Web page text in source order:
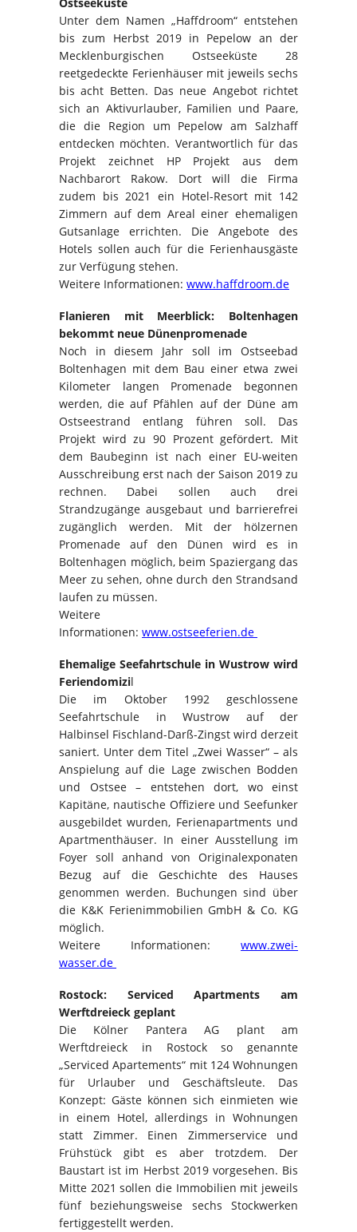
Unter dem Namen „Haffdroom“ entstehen
bis zum Herbst 2019 in Pepelow an der
Mecklenburgischen Ostseeküste 28
reetgedeckte Ferienhäuser mit jeweils sechs
bis acht Betten. Das neue Angebot richtet
sich an Aktivurlauber, Familien und Paare,
die die Region um Pepelow am Salzhaff
entdecken möchten. Verantwortlich für das
Projekt zeichnet HP Projekt aus dem
Nachbarort Rakow. Dort will die Firma
zudem bis 2021 ein Hotel-Resort mit 142
Zimmern auf dem Areal einer ehemaligen
Gutsanlage errichten. Die Angebote des
Hotels sollen auch für die Ferienhausgäste
zur Verfügung stehen.
Weitere Informationen: www.haffdroom.de
Flanieren mit Meerblick: Boltenhagen
bekommt neue Dünenpromenade
Noch in diesem Jahr soll im Ostseebad
Boltenhagen mit dem Bau einer etwa zwei
Kilometer langen Promenade begonnen
werden, die auf Pfählen auf der Düne am
Ostseestrand entlang führen soll. Das
Projekt wird zu 90 Prozent gefördert. Mit
dem Baubeginn ist nach einer EU-weiten
Ausschreibung erst nach der Saison 2019 zu
rechnen. Dabei sollen auch drei
Strandzugänge ausgebaut und barrierefrei
zugänglich werden. Mit der hölzernen
Promenade auf den Dünen wird es in
Boltenhagen möglich, beim Spaziergang das
Meer zu sehen, ohne durch den Strandsand
laufen zu müssen.
Weitere
Informationen: www.ostseeferien.de
Ehemalige Seefahrtschule in Wustrow wird
Feriendomizil
Die im Oktober 1992 geschlossene
Seefahrtschule in Wustrow auf der
Halbinsel Fischland-Darß-Zingst wird derzeit
saniert. Unter dem Titel „Zwei Wasser“ – als
Anspielung auf die Lage zwischen Bodden
und Ostsee – entstehen dort, wo einst
Kapitäne, nautische Offiziere und Seefunker
ausgebildet wurden, Ferienapartments und
Apartmenthäuser. In einer Ausstellung im
Foyer soll anhand von Originalexponaten
Bezug auf die Geschichte des Hauses
genommen werden. Buchungen sind über
die K&K Ferienimmobilien GmbH & Co. KG
möglich.
Weitere Informationen: www.zwei-
wasser.de
Rostock: Serviced Apartments am
Werftdreieck geplant
Die Kölner Pantera AG plant am
Werftdreieck in Rostock so genannte
„Serviced Apartements“ mit 124 Wohnungen
für Urlauber und Geschäftsleute. Das
Konzept: Gäste können sich einmieten wie
in einem Hotel, allerdings in Wohnungen
statt Zimmer. Einen Zimmerservice und
Frühstück gibt es aber trotzdem. Der
Baustart ist im Herbst 2019 vorgesehen. Bis
Mitte 2021 sollen die Immobilien mit jeweils
fünf beziehungsweise sechs Stockwerken
fertiggestellt werden.